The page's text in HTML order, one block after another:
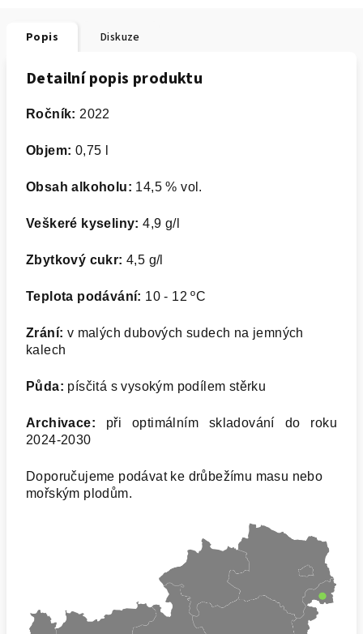
Popis Diskuze
Detailní popis produktu
Ročník: 2022
Objem: 0,75 l
Obsah alkoholu: 14,5 % vol.
Veškeré kyseliny:4,9 g/l
Zbytkový cukr: 4,5 g/l
Teplota podávání: 10 - 12 ºC
Zrání: v malých dubových sudech na jemných
kalech
Půda: písčitá s vysokým podílem stěrku
Archivace: při optimálním skladování do roku
2024-2030
Doporučujeme podávat ke drůbežímu masu nebo
mořským plodům.